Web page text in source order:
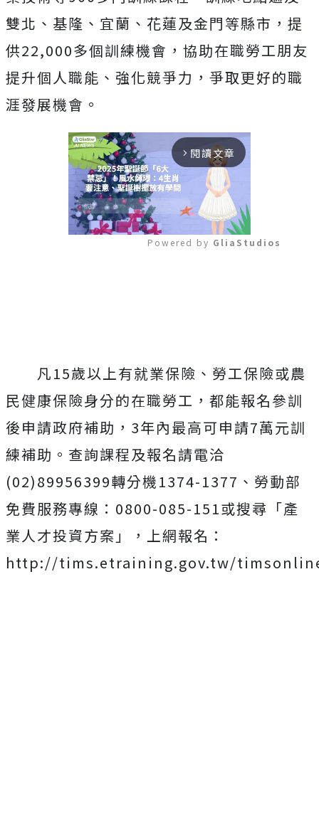
雙北、基隆、宜蘭、花蓮及金門等縣市，提
供22,000多個訓練機會，協助在職勞工朋友
提升個人職能、強化競爭力，爭取更好的職
涯發展機會。
arrow_forward_ios 閱讀文章
Powered by GliaStudios
凡15歲以上有就業保險、勞工保險或農
民健康保險身分的在職勞工，都能報名參訓
後申請政府補助，3年內最高可申請7萬元訓
練補助。查詢課程及報名請電洽
(02)89956399轉分機1374-1377、勞動部
免費服務專線：0800-085-151或搜尋「產
業人才投資方案」，上網報名：
http://tims.etraining.gov.tw/